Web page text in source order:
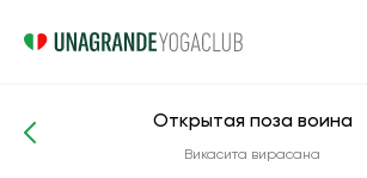
Асаны и упражнения
Открытая поза воина
Викасита вирасана